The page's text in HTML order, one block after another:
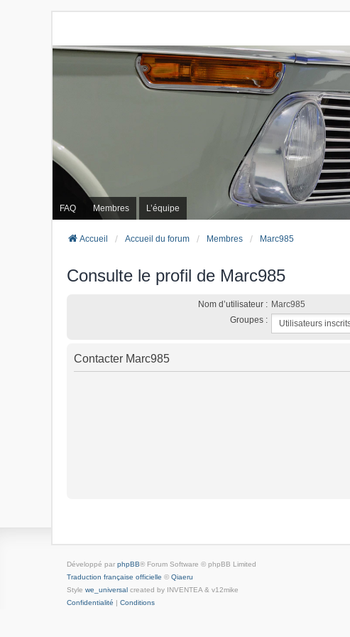
FAQ Membres L’équipe
Accueil Accueil du forum Membres Marc985
Consulte le profil de Marc985
Nom d’utilisateur : Marc985
Groupes :
Contacter Marc985
Développé par phpBB® Forum Software © phpBB Limited
Traduction française officielle © Qiaeru
Style we_universal created by INVENTEA & v12mike
Confidentialité | Conditions